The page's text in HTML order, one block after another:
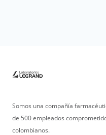
Somos una compañía
de 500 empleados
colombianos.